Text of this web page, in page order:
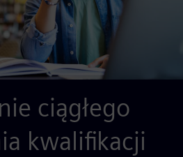
ciągłego
kwalifikacji